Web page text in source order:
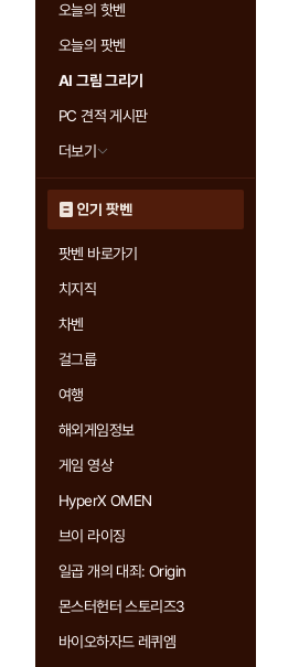
오늘의 핫벤
오늘의 팟벤
AI 그림 그리기
PC 견적 게시판
더보기
인기 팟벤
팟벤 바로가기
치지직
차벤
걸그룹
여행
해외게임정보
게임 영상
HyperX OMEN
브이 라이징
일곱 개의 대죄: Origin
몬스터헌터 스토리즈3
바이오하자드 레퀴엠